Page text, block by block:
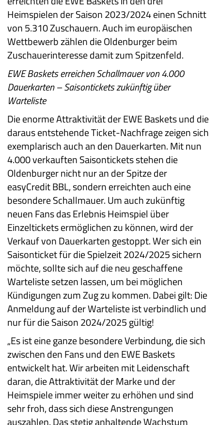
Heimspielen der Saison 2023/2024 einen Schnitt
von 5.310 Zuschauern. Auch im europäischen
Wettbewerb zählen die Oldenburger beim
Zuschauerinteresse damit zum Spitzenfeld.
EWE Baskets erreichen Schallmauer von 4.000
Dauerkarten – Saisontickets zukünftig über
Warteliste
Die enorme Attraktivität der EWE Baskets und die
daraus entstehende Ticket-Nachfrage zeigen sich
exemplarisch auch an den Dauerkarten. Mit nun
4.000 verkauften Saisontickets stehen die
Oldenburger nicht nur an der Spitze der
easyCredit BBL, sondern erreichten auch eine
besondere Schallmauer. Um auch zukünftig
neuen Fans das Erlebnis Heimspiel über
Einzeltickets ermöglichen zu können, wird der
Verkauf von Dauerkarten gestoppt. Wer sich ein
Saisonticket für die Spielzeit 2024/2025 sichern
möchte, sollte sich auf die neu geschaffene
Warteliste setzen lassen, um bei möglichen
Kündigungen zum Zug zu kommen. Dabei gilt: Die
Anmeldung auf der Warteliste ist verbindlich und
nur für die Saison 2024/2025 gültig!
„Es ist eine ganze besondere Verbindung, die sich
zwischen den Fans und den EWE Baskets
entwickelt hat. Wir arbeiten mit Leidenschaft
daran, die Attraktivität der Marke und der
Heimspiele immer weiter zu erhöhen und sind
sehr froh, dass sich diese Anstrengungen
auszahlen. Das stetig anhaltende Wachstum